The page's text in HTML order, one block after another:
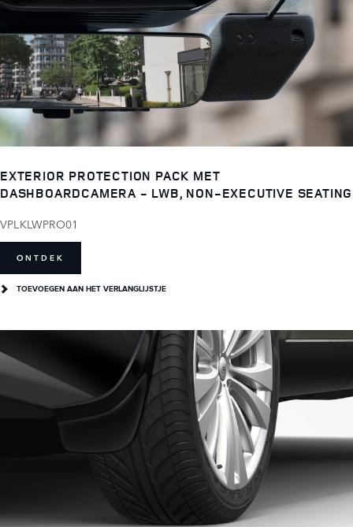
EXTERIOR PROTECTION PACK MET
DASHBOARDCAMERA - LWB, NON-EXECUTIVE SEATING
VPLKLWPRO01
ONTDEK
TOEVOEGEN AAN HET VERLANGLIJSTJE